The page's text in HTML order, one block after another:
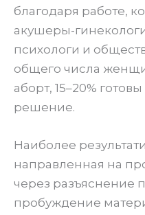
благодаря работе,
акушеры-
психологи и
общего числа
аборт, 15–20%
решение.
Наиболее
направленная на
через разъяснение
пробуждение